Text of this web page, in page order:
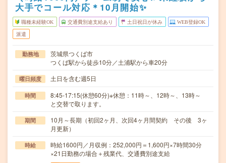
大手でコール対応＊10月開始✨
職種未経験OK 交通費別途支給あり 土日祝日が休み WEB登録OK
派遣
勤務地
茨城県つくば市
つくば駅から徒歩10分／土浦駅から車20分
曜日頻度 土日を含む週5日
時間
8:45-17:15(休憩60分)※休憩：11時～、12時～、13時～
と交替で取ります。
期間
10月～長期（初回2ヶ月、次回4ヶ月間契約 その後 3ヶ
月更新）
時給
時給1600円／月収例：252,000円＝1,600円×7時間30分
×21日勤務の場合＋残業代、交通費別途支給